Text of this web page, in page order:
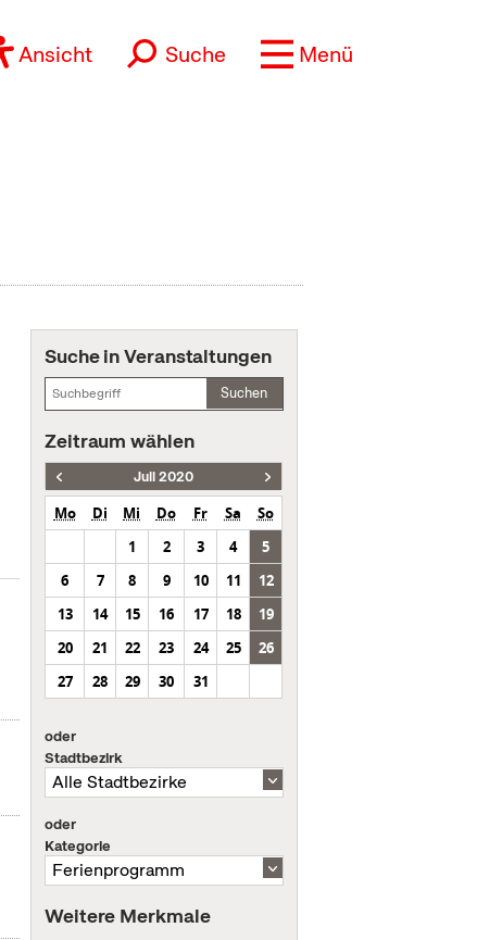
Ansicht Suche Menü
Suche in Veranstaltungen
Suchen
Zeitraum wählen
Juli 2020
Mo Di Mi Do Fr Sa
So
1
2 3 4
5
6
7 8 9 10 11
12
13
14 15 16 17 18
19
20
21 22 23 24 25
26
27
28 29 30 31
oder
Stadtbezirk
oder
Kategorie
Weitere Merkmale